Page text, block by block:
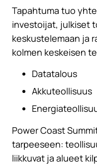
Tapahtuma tuo
investoijat, julkiset
keskustelemaan ja
kolmen keskeisen
Datatalous
Akkuteollisuus
Power Coast
tarpeeseen:
liikkuvat ja alueet